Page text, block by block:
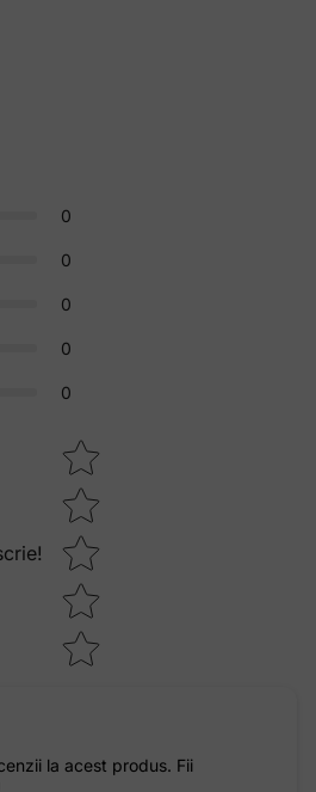
0
0
0
0
0
Star rating
la acest produs. Fii